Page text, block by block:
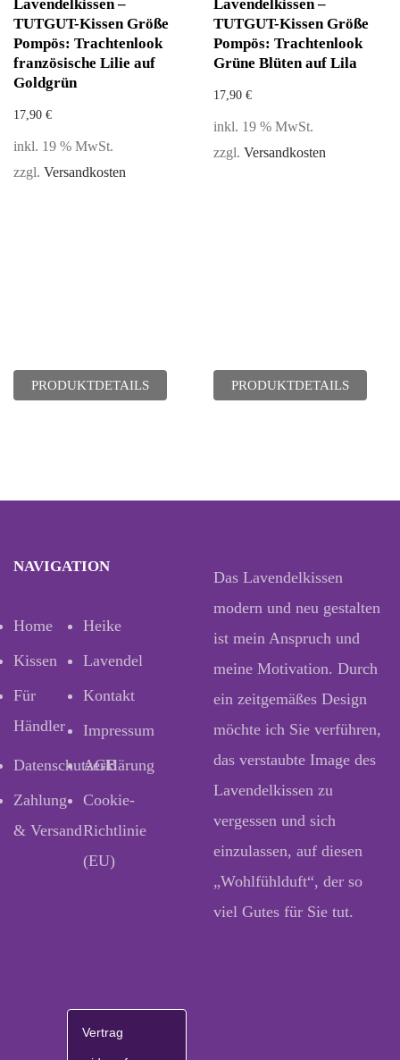
Lavendelkissen –
TUTGUT-Kissen Größe
Pompös: Trachtenlook
französische Lilie auf
Goldgrün
17,90 €
inkl. 19 % MwSt.
zzgl. Versandkosten
PRODUKTDETAILS
Lavendelkissen –
TUTGUT-Kissen Größe
Pompös: Trachtenlook
Grüne Blüten auf Lila
17,90 €
inkl. 19 % MwSt.
zzgl. Versandkosten
PRODUKTDETAILS
NAVIGATION
Home
Heike
Kissen
Lavendel
Für
Händler
Kontakt
Impressum
Datenschutzerklärung
AGB
Zahlung
& Versand
Cookie-
Richtlinie
(EU)
Das Lavendelkissen
modern und neu gestalten
ist mein Anspruch und
meine Motivation. Durch
ein zeitgemäßes Design
möchte ich Sie verführen,
das verstaubte Image des
Lavendelkissen zu
vergessen und sich
einzulassen, auf diesen
„Wohlfühlduft“, der so
viel Gutes für Sie tut.
Vertrag